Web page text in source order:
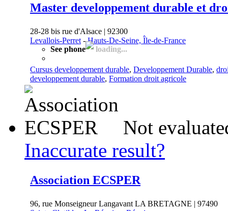
Master developpement durable et
28-28 bis rue d'Alsace | 92300
Levallois-Perret -Hauts-De-Seine, Île-de-France
See phone
loading...
Cursus developpement durable, Developpement Durable,
developpement durable, Formation droit agricole
Not
Inaccurate result?
Association ECSPER
96, rue Monseigneur Langavant LA BRETAGNE | 97490